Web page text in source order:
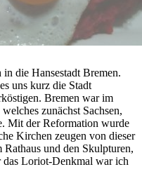
die Hansestadt Bremen.
uns kurz die Stadt
Bremen war im
zunächst Sachsen,
Mit der Reformation wurde
Kirchen zeugen von dieser
und den Skulpturen,
das Loriot-Denkmal war ich